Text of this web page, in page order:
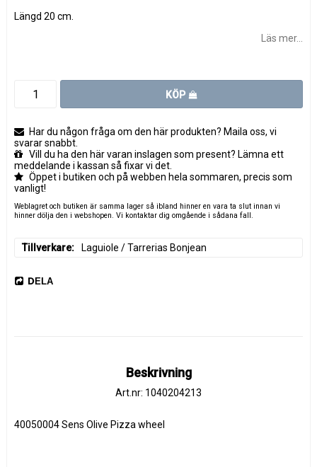
Längd 20 cm.
Läs mer...
KÖP
Har du någon fråga om den här produkten? Maila oss, vi
svarar snabbt.
Vill du ha den här varan inslagen som present? Lämna ett
meddelande i kassan så fixar vi det.
Öppet i butiken och på webben hela sommaren, precis som
vanligt!
Weblagret och butiken är samma lager så ibland hinner en vara ta slut innan vi
hinner dölja den i webshopen. Vi kontaktar dig omgående i sådana fall.
Tillverkare Laguiole / Tarrerias Bonjean
DELA
Beskrivning
Art.nr: 1040204213
40050004 Sens Olive Pizza wheel